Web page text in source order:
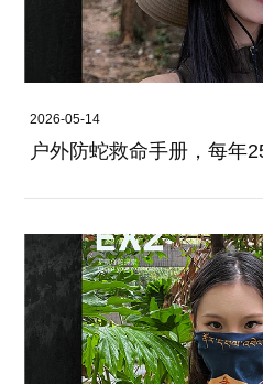
2026-05-14
户外防蛇救命手册，每年